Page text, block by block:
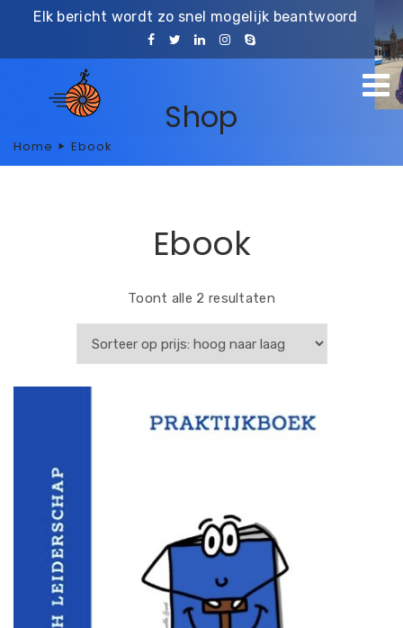
Elk bericht wordt zo snel mogelijk beantwoord
Shop
Home Ebook
Ebook
Toont alle 2 resultaten